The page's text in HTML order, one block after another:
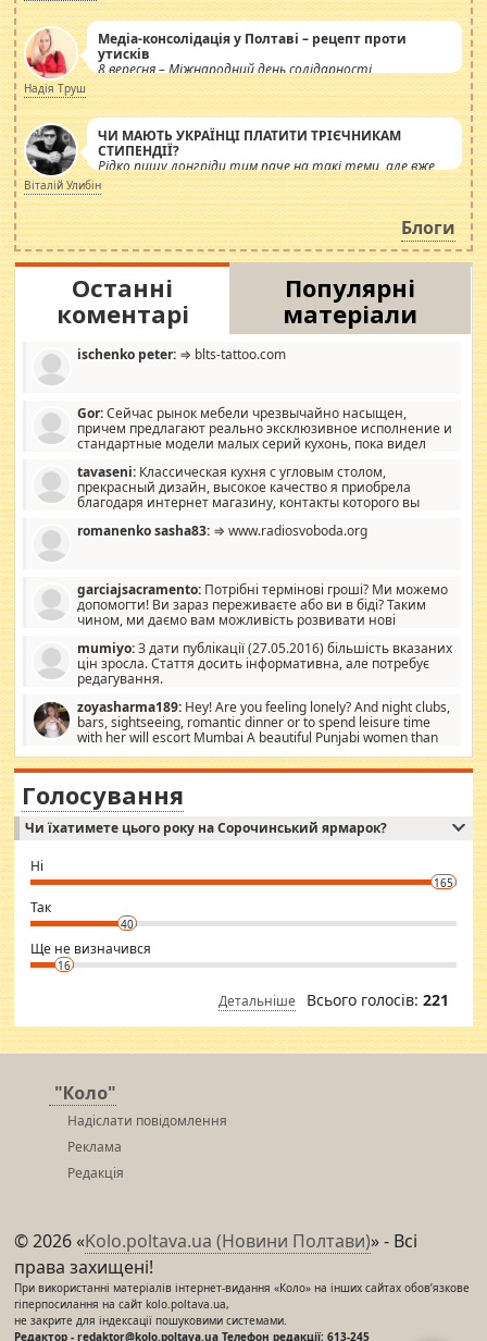
Медіа-консолідація у Полтаві – рецепт проти
утисків
8 вересня – Міжнародний день солідарності
журналістів.
Надія Труш
ЧИ МАЮТЬ УКРАЇНЦІ ПЛАТИТИ ТРІЄЧНИКАМ
СТИПЕНДІЇ?
Рідко пишу лонгріди тим паче на такі теми, але вже
просто дістало! Обурюють сьогоднішні інсенуації
навколо стипендіального питання. Штучно
роздувається ще одна соціальна катастрофа.
Віталій Улибін
Блоги
Останні
коментарі
Популярні
матеріали
ischenko peter: ⇒ blts-tattoo.com
Gor:Сейчас рынок мебели чрезвычайно насыщен,
причем предлагают реально эксклюзивное исполнение и
стандартные модели малых серий кухонь, пока видел
стандартные формы, в MebelOk, креативненько и что главное -
со вкусом все в порядке, без ненужных наворотов удорожающих
мебель, а это не последний фактор.
tavaseni: Классическая кухня с угловым столом,
прекрасный дизайн, высокое качество я приобрела
благодаря интернет магазину, контакты которого вы
romanenko sasha83: ⇒ www.radiosvoboda.org
garciajsacramento: Потрібні термінові гроші? Ми можемо
допомогти! Ви зараз переживаєте або ви в біді? Таким
чином, ми даємо вам можливість розвивати нові
допомагати людям, які намагаються дати їм шанс. Кожен
заслуговує на другий шанс, і, оскільки влада не зможе, вони
повинні приймати від інших. Для нас нема багато суми, і зрілість
витрат, а тільки узгоджених сум і нічого іншого. Не чекайте і не
коментуйте цей пост. Введіть суму, яку ви хочете подати, і ми
зв'яжемося з вами з усіма варіантами. зв'яжіться з нами
сьогодні на garciajsacramento@gmail.com Вам потрібні термінові
гроші? Ми можемо допомогти!
mumiyo:З дати публікації (27.05.2016) більшість вказаних
цін зросла. Стаття досить інформативна, але потребує
редагування.
zoyasharma189: Hey! Are you feeling lonely? And night clubs,
bars, sightseeing, romantic dinner or to spend leisure time
with her will escort Mumbai A beautiful Punjabi women than
sexy escort companion in arms that you guys feel like 5 star luxury
hotel had to spend the night in their search for loved solitaire free
woman "Love Solitaire" beautiful figure and shapely body shapes.
Independent escort in Mumbai, truthful, friendly and cheerful girl.
WhatsApp via an easily can see the latest pictures of her body and the
want to meet new people. Sakshi Mirchandani health and figure
conscious in order to keep yourself fit and regularly go to the health
club.
⇒ sakshimirchandani.com
Голосування
Чи їхатимете цього року на Сорочинський ярмарок?
Ні
165
Так
40
Ще не визначився
16
Детальніше Всього голосів: 221
"Коло"
Надіслати повідомлення
Реклама
Редакція
© 2026 «Kolo.poltava.ua (Новини Полтави)» - Всі
права захищені!
При використанні матеріалів інтернет-видання «Коло» на інших сайтах обов’язкове
гіперпосилання на сайт kolo.poltava.ua,
не закрите для індексації пошуковими системами.
Редактор - redaktor@kolo.poltava.ua Телефон редакції: 613-245